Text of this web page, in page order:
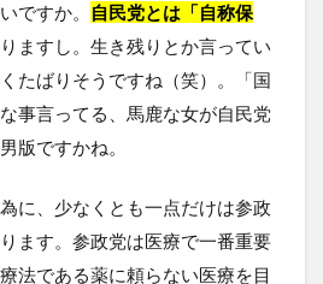
ですか。
自民党とは「自称保
ますし。生き残りとか言ってい
たばりそうですね（笑）。「国
事言ってる、馬鹿な女が自民党
版ですかね。
に、少なくとも一点だけは参政
ます。参政党は医療で一番重要
法である薬に頼らない医療を目